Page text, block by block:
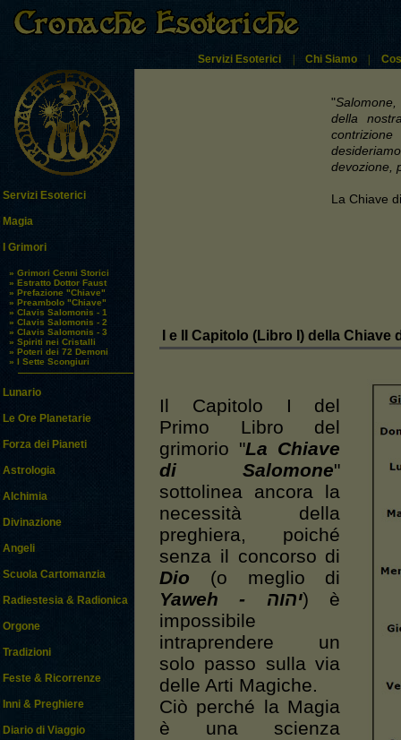
Servizi Esoterici | Chi Siamo |
Servizi Esoterici
Magia
I Grimori
» Grimori Cenni Storici
» Estratto Dottor Faust
» Prefazione "Chiave"
» Preambolo "Chiave"
» Clavis Salomonis - 1
» Clavis Salomonis - 2
» Clavis Salomonis - 3
» Spiriti nei Cristalli
» Poteri dei 72 Demoni
» I Sette Scongiuri
Lunario
Le Ore Planetarie
Forza dei Pianeti
Astrologia
Alchimia
Divinazione
Angeli
Scuola Cartomanzia
Radiestesia & Radionica
Orgone
Tradizioni
Feste & Ricorrenze
Inni & Preghiere
Diario di Viaggio
"
della
devozione,
La Chiave
I e II Capitolo (Libro I) della Chiave
Il Capitolo I del
Primo Libro del
grimorio "La Chiave
di Salomone"
sottolinea ancora la
necessità della
preghiera, poiché
senza il concorso di
Dio (o meglio di
Yaweh - יהוה) è
impossibile
intraprendere un
solo passo sulla via
delle Arti Magiche.
Ciò perché la Magia
è una scienza